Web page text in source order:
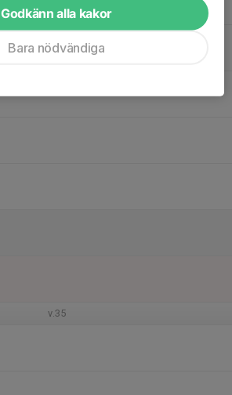
v.35
Godkänn alla kakor
Bara nödvändiga